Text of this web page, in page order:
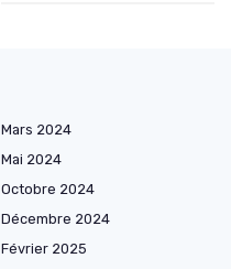
Mars 2024
Mai 2024
Octobre 2024
Décembre 2024
Février 2025